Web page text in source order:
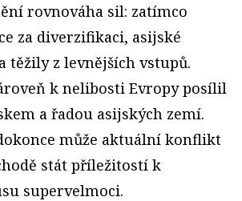
rovnováha sil: zatímco
za diverzifikaci, asijské
těžily z levnějších vstupů.
k nelibosti Evropy posílil
a řadou asijských zemí.
může aktuální konflikt
stát příležitostí k
supervelmoci.